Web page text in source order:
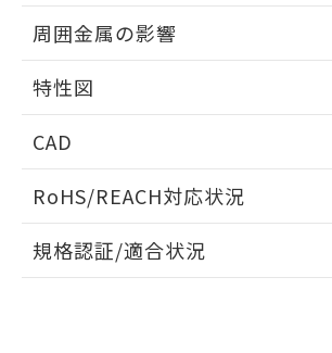
出力段回路図
相互干渉
A: 25mm以上、B: 20mm以上
周囲金属の影響
周囲金属の影響
特性図
検出物体の大きさと材質による影響
CAD
ドすることができます。
ログイン/会員登録
RoHS/REACH対応状況
EU RoHS 注意事項・凡例
規格認証/適合状況
物質の対応では、対応完了までの
荷製品に未対応品が混在すること
欄に対応日を記載しておりました
既に当社にて対応品への在庫切
していることから、特段のことが